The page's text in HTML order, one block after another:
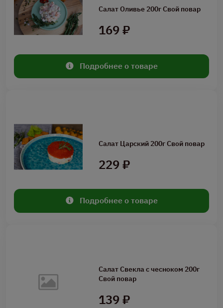
Салат Оливье 200г Свой повар
169 ₽
Подробнее о товаре
Салат Царский 200г Свой повар
229 ₽
Подробнее о товаре
Салат Свекла с чесноком 200г
Свой повар
139 ₽